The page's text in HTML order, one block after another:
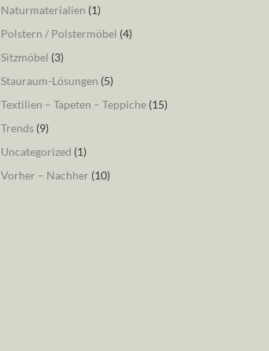
Naturmaterialien (1)
Polstern / Polstermöbel (4)
Sitzmöbel (3)
Stauraum-Lösungen (5)
Textilien – Tapeten – Teppiche(15)
Trends(9)
Uncategorized (1)
Vorher – Nachher (10)